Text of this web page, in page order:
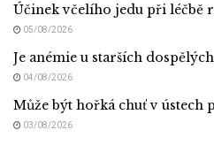
Účinek včelího jedu při léčbě
05/08/2026
Je anémie u starších
04/08/2026
Může být hořká chuť v ústech
03/08/2026